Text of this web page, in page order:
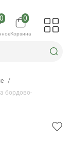
0 0
Корзина
/
бордово-